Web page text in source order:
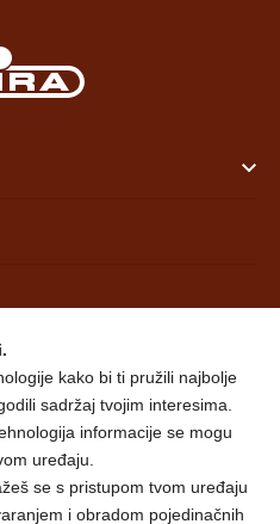
kako bi ti pružili najbolje
sadržaj tvojim interesima.
informacije se mogu
uređaju.
se s pristupom tvom uređaju
i obradom pojedinačnih